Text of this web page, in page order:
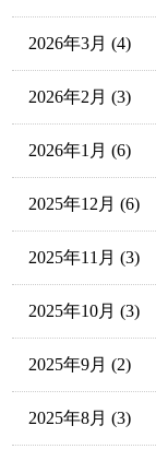
2026年3月 (4)
2026年2月 (3)
2026年1月 (6)
2025年12月 (6)
2025年11月 (3)
2025年10月 (3)
2025年9月 (2)
2025年8月 (3)